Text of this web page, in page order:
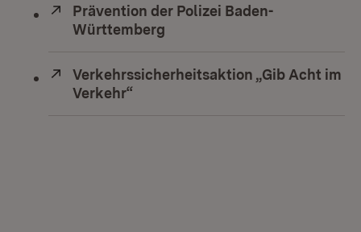
Extern:
Prävention der Polizei Baden-
Württemberg
Extern:
Verkehrssicherheitsaktion „Gib Acht im
Verkehr“